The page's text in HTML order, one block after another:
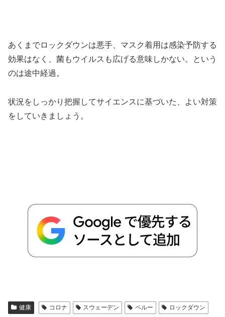
あくまでロックダウンは悪手、マスク着用は感染予防する
効果はなく、菌もウイルスも広げる意味しかない。という
のは途中経過。
状況をしっかり把握してサイエンスに基づいた、よい対策
をしていきましょう。
健康 コロナ スウェーデン ペルー ロックダウン